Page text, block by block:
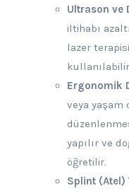
Ultrason ve
iltihabı
lazer
Ergonomik
veya yaşam
yapılır ve
öğretilir.
Splint (Atel)